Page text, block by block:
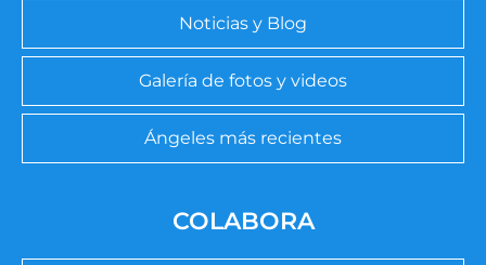
Noticias y Blog
Galería de fotos y videos
Ángeles más recientes
COLABORA